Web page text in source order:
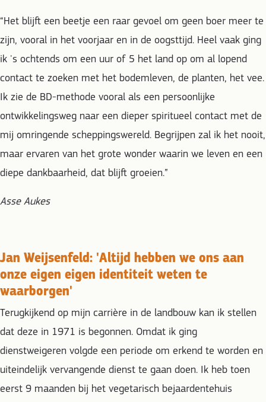
“Het blijft een beetje een raar gevoel om geen boer meer te
zijn, vooral in het voorjaar en in de oogsttijd. Heel vaak ging
ik 's ochtends om een uur of 5 het land op om al lopend
contact te zoeken met het bodemleven, de planten, het vee.
Ik zie de BD-methode vooral als een persoonlijke
ontwikkelingsweg naar een dieper spiritueel contact met de
mij omringende scheppingswereld. Begrijpen zal ik het nooit,
maar ervaren van het grote wonder waarin we leven en een
diepe dankbaarheid, dat blijft groeien.”
Asse Aukes
Jan Weijsenfeld: 'Altijd hebben we ons aan
onze eigen eigen identiteit weten te
waarborgen'
Terugkijkend op mijn carrière in de landbouw kan ik stellen
dat deze in 1971 is begonnen. Omdat ik ging
dienstweigeren volgde een periode om erkend te worden en
uiteindelijk vervangende dienst te gaan doen. Ik heb toen
eerst 9 maanden bij het vegetarisch bejaardentehuis